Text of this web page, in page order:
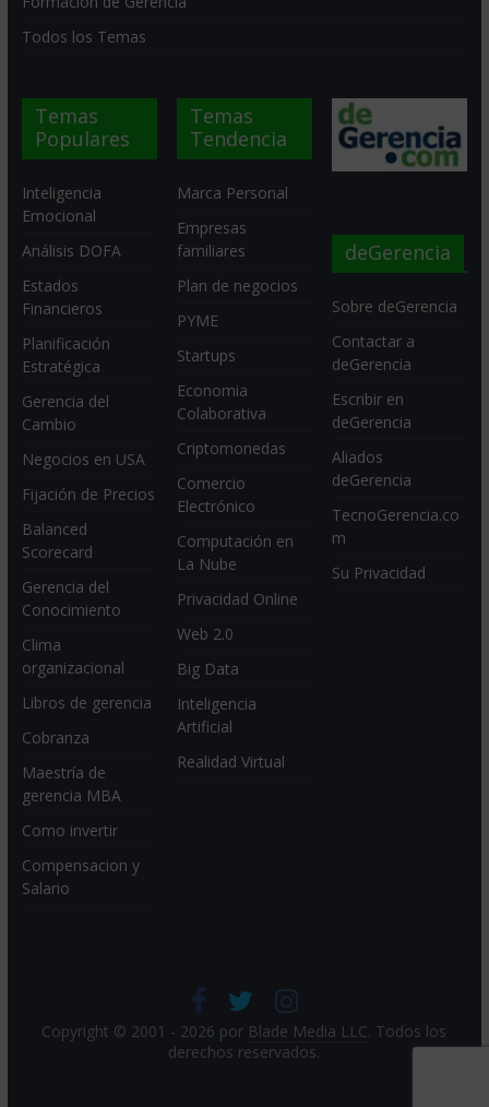
Todos los Temas
Temas
Populares
Inteligencia
Emocional
Análisis DOFA
Estados
Financieros
Planificación
Estratégica
Gerencia del
Cambio
Negocios en USA
Fijación de Precios
Balanced
Scorecard
Gerencia del
Conocimiento
Clima
organizacional
Libros de gerencia
Cobranza
Maestría de
gerencia MBA
Como invertir
Compensacion y
Salario
Temas
Tendencia
Marca Personal
Empresas
familiares
Plan de negocios
PYME
Startups
Economia
Colaborativa
Criptomonedas
Comercio
Electrónico
Computación en
La Nube
Privacidad Online
Web 2.0
Big Data
Inteligencia
Artificial
Realidad Virtual
deGerencia
Sobre deGerencia
Contactar a
deGerencia
Escribir en
deGerencia
Aliados
deGerencia
TecnoGerencia.co
m
Su Privacidad
Copyright © 2001 - 2026 por Blade Media LLC. Todos los
derechos reservados.